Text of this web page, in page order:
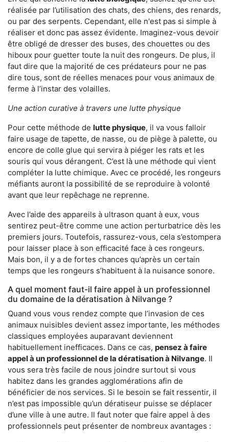
réalisée par l’utilisation des chats, des chiens, des renards,
ou par des serpents. Cependant, elle n'est pas si simple à
réaliser et donc pas assez évidente. Imaginez-vous devoir
être obligé de dresser des buses, des chouettes ou des
hiboux pour guetter toute la nuit des rongeurs. De plus, il
faut dire que la majorité de ces prédateurs pour ne pas
dire tous, sont de réelles menaces pour vous animaux de
ferme à l’instar des volailles.
Une action curative à travers une lutte physique
Pour cette méthode de lutte physique, il va vous falloir
faire usage de tapette, de nasse, ou de piège à palette, ou
encore de colle glue qui servira à piéger les rats et les
souris qui vous dérangent. C’est là une méthode qui vient
compléter la lutte chimique. Avec ce procédé, les rongeurs
méfiants auront la possibilité de se reproduire à volonté
avant que leur repêchage ne reprenne.
Avec l’aide des appareils à ultrason quant à eux, vous
sentirez peut-être comme une action perturbatrice dès les
premiers jours. Toutefois, rassurez-vous, cela s’estompera
pour laisser place à son efficacité face à ces rongeurs.
Mais bon, il y a de fortes chances qu’après un certain
temps que les rongeurs s’habituent à la nuisance sonore.
A quel moment faut-il faire appel à un professionnel
du domaine de la dératisation à Nilvange ?
Quand vous vous rendez compte que l’invasion de ces
animaux nuisibles devient assez importante, les méthodes
classiques employées auparavant deviennent
habituellement inefficaces. Dans ce cas, pensez à faire
appel à un professionnel de la dératisation à Nilvange. Il
vous sera très facile de nous joindre surtout si vous
habitez dans les grandes agglomérations afin de
bénéficier de nos services. Si le besoin se fait ressentir, il
n’est pas impossible qu’un dératiseur puisse se déplacer
d’une ville à une autre. Il faut noter que faire appel à des
professionnels peut présenter de nombreux avantages :